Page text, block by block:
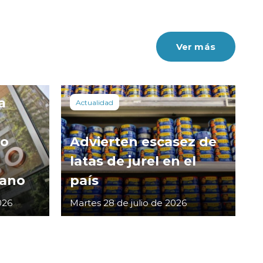
Ver más
Actualidad
Advierten escasez de
latas de jurel en el
país
Martes 28 de julio de 2026